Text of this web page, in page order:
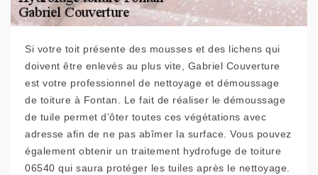
Si votre toit présente des mousses et des lichens qui
doivent être enlevés au plus vite, Gabriel Couverture
est votre professionnel de nettoyage et démoussage
de toiture à Fontan. Le fait de réaliser le démoussage
de tuile permet d’ôter toutes ces végétations avec
adresse afin de ne pas abîmer la surface. Vous pouvez
également obtenir un traitement hydrofuge de toiture
06540 qui saura protéger les tuiles après le nettoyage.